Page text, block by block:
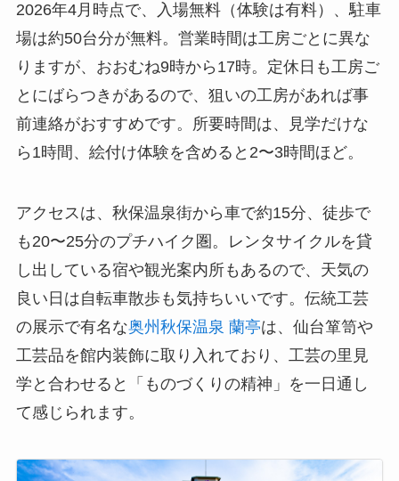
2026年4月時点で、入場無料（体験は有料）、駐車
場は約50台分が無料。営業時間は工房ごとに異な
りますが、おおむね9時から17時。定休日も工房ご
とにばらつきがあるので、狙いの工房があれば事
前連絡がおすすめです。所要時間は、見学だけな
ら1時間、絵付け体験を含めると2〜3時間ほど。
アクセスは、秋保温泉街から車で約15分、徒歩で
も20〜25分のプチハイク圏。レンタサイクルを貸
し出している宿や観光案内所もあるので、天気の
良い日は自転車散歩も気持ちいいです。伝統工芸
の展示で有名な奥州秋保温泉 蘭亭は、仙台箪笥や
工芸品を館内装飾に取り入れており、工芸の里見
学と合わせると「ものづくりの精神」を一日通し
て感じられます。